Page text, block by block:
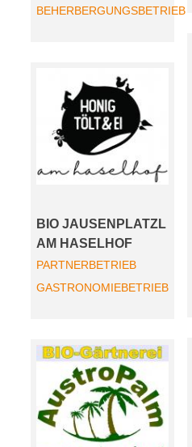
BEHERBERGUNGSBETRIEB
BIO JAUSENPLATZL
AM HASELHOF
PARTNERBETRIEB
GASTRONOMIEBETRIEB